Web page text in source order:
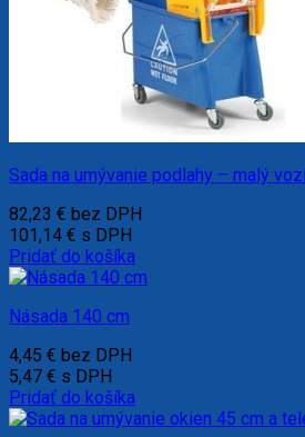
Sada na umývanie podlahy – malý
82,23 € bez DPH
101,14 € s DPH
Pridať do košíka
Násada 140 cm
4,45 € bez DPH
5,47 € s DPH
Pridať do košíka